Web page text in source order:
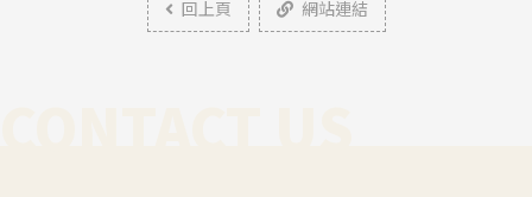
回上頁 網站連結